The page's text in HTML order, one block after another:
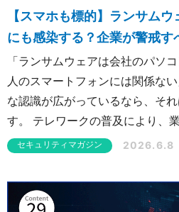
【スマホも標的】ランサム
にも感染する？企業が警戒す
「ランサムウェアは会社のパソ
人のスマートフォンには関係な
な認識が広がっているなら、そ
す。 テレワークの普及により、
認証（MFA）のツールとしてス
リティ管理が甘くなりがちなス
入口として狙い撃ちにしていま
セキュリティマガジン 2026.6.8